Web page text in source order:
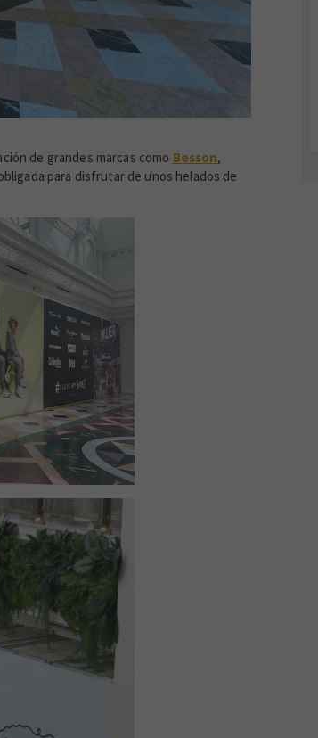
de grandes marcas como Besson,
para disfrutar de unos helados de
VEZZO